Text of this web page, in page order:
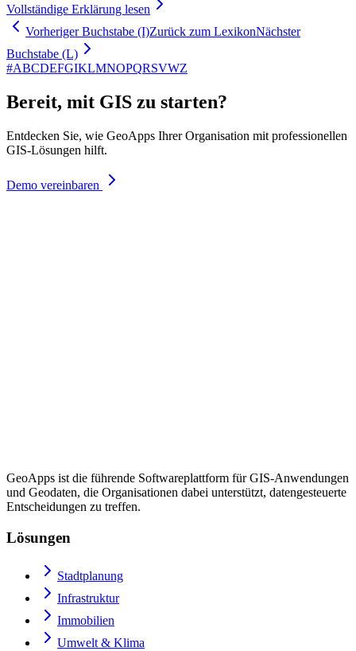
Vollständige Erklärung lesen
Vorheriger Buchstabe (I)Zurück zum LexikonNächster
Buchstabe (L)
#ABCDEFGIKLMNOPQRSVWZ
Bereit, mit GIS zu starten?
Entdecken Sie, wie GeoApps Ihrer Organisation mit professionellen
GIS-Lösungen hilft.
Demo vereinbaren
GeoApps ist die führende Softwareplattform für GIS-Anwendungen
und Geodaten, die Organisationen dabei unterstützt, datengesteuerte
Entscheidungen zu treffen.
Lösungen
Stadtplanung
Infrastruktur
Immobilien
Umwelt & Klima